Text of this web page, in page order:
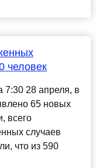
человек
7:30 28 апреля, в
65 новых
всего
случаев
что из 590